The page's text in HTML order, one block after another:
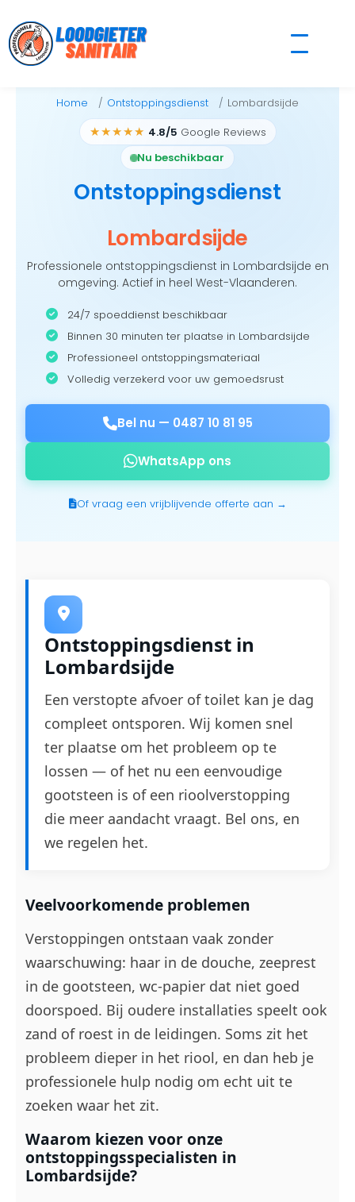
to
content
Home Ontstoppingsdienst Lombardsijde
★★★★★ 4.8/5 Google Reviews
Nu beschikbaar
Ontstoppingsdienst
Lombardsijde
Professionele ontstoppingsdienst in Lombardsijde en
omgeving. Actief in heel West-Vlaanderen.
24/7 spoeddienst beschikbaar
Binnen 30 minuten ter plaatse in Lombardsijde
Professioneel ontstoppingsmateriaal
Volledig verzekerd voor uw gemoedsrust
Bel nu — 0487 10 81 95
WhatsApp ons
Of vraag een vrijblijvende offerte aan →
Ontstoppingsdienst in
Lombardsijde
Een verstopte afvoer of toilet kan je dag
compleet ontsporen. Wij komen snel
ter plaatse om het probleem op te
lossen — of het nu een eenvoudige
gootsteen is of een rioolverstopping
die meer aandacht vraagt. Bel ons, en
we regelen het.
Veelvoorkomende problemen
Verstoppingen ontstaan vaak zonder
waarschuwing: haar in de douche, zeeprest
in de gootsteen, wc-papier dat niet goed
doorspoed. Bij oudere installaties speelt ook
zand of roest in de leidingen. Soms zit het
probleem dieper in het riool, en dan heb je
professionele hulp nodig om echt uit te
zoeken waar het zit.
Waarom kiezen voor onze
ontstoppingsspecialisten in
Lombardsijde?